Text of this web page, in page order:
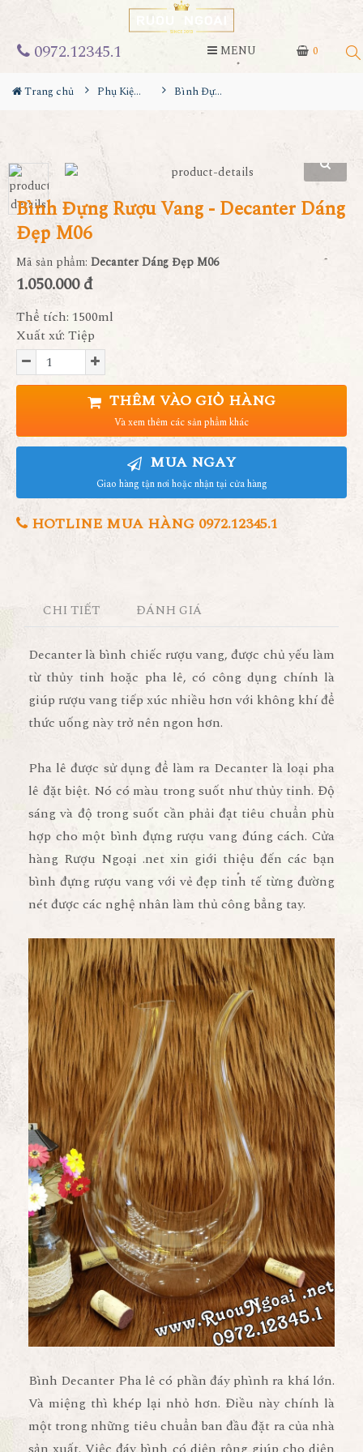
0
0972.12345.1 MENU
Trang chủ Phụ Kiện Rượu Bình Đựng Rượu Vang - Decanter Dáng Đẹp M06
Bình Đựng Rượu Vang - Decanter Dáng
Đẹp M06
Mã sản phẩm: Decanter Dáng Đẹp M06
1.050.000 đ
Thể tích: 1500ml
Xuất xứ: Tiệp
THÊM VÀO GIỎ HÀNG
Và xem thêm các sản phẩm khác
MUA NGAY
Giao hàng tận nơi hoặc nhận tại cửa hàng
HOTLINE MUA HÀNG 0972.12345.1
CHI TIẾT ĐÁNH GIÁ
Decanter là bình chiếc rượu vang, được chủ yếu làm
từ thủy tinh hoặc pha lê, có công dụng chính là
giúp rượu vang tiếp xúc nhiều hơn với không khí để
thức uống này trở nên ngon hơn.
Pha lê được sử dụng để làm ra Decanter là loại pha
lê đặt biệt. Nó có màu trong suốt như thủy tinh. Độ
sáng và độ trong suốt cần phải đạt tiêu chuẩn phù
hợp cho một bình đựng rượu vang đúng cách. Cửa
hàng Rượu Ngoại .net xin giới thiệu đến các bạn
bình đựng rượu vang với vẻ đẹp tinh tế từng đường
nét được các nghệ nhân làm thủ công bẳng tay.
Bình Decanter Pha lê có phần đáy phình ra khá lớn.
Và miệng thì khép lại nhỏ hơn. Điều này chính là
một trong những tiêu chuẩn ban đầu đặt ra của nhà